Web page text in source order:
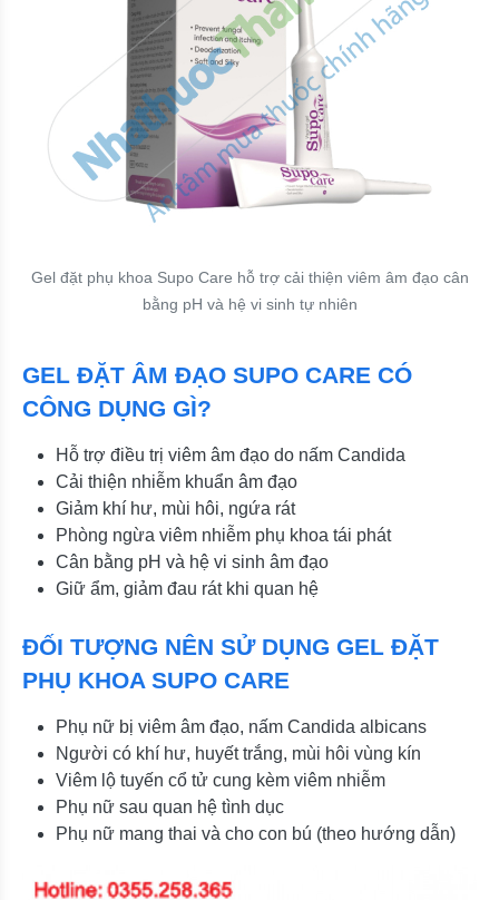
Gel đặt phụ khoa Supo Care hỗ trợ cải thiện viêm âm đạo cân
bằng pH và hệ vi sinh tự nhiên
GEL ĐẶT ÂM ĐẠO SUPO CARE CÓ
CÔNG DỤNG GÌ?
Hỗ trợ điều trị viêm âm đạo do nấm Candida
Cải thiện nhiễm khuẩn âm đạo
Giảm khí hư, mùi hôi, ngứa rát
Phòng ngừa viêm nhiễm phụ khoa tái phát
Cân bằng pH và hệ vi sinh âm đạo
Giữ ẩm, giảm đau rát khi quan hệ
ĐỐI TƯỢNG NÊN SỬ DỤNG GEL ĐẶT
PHỤ KHOA SUPO CARE
Phụ nữ bị viêm âm đạo, nấm Candida albicans
Người có khí hư, huyết trắng, mùi hôi vùng kín
Viêm lộ tuyến cổ tử cung kèm viêm nhiễm
Phụ nữ sau quan hệ tình dục
Phụ nữ mang thai và cho con bú (theo hướng dẫn)